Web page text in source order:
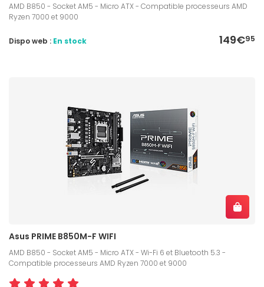
AMD B850 - Socket AM5 - Micro ATX - Compatible processeurs AMD
Ryzen 7000 et 9000
149€95
Dispo web : En stock
Asus PRIME B850M-F WIFI
AMD B850 - Socket AM5 - Micro ATX - Wi-Fi 6 et Bluetooth 5.3 -
Compatible processeurs AMD Ryzen 7000 et 9000